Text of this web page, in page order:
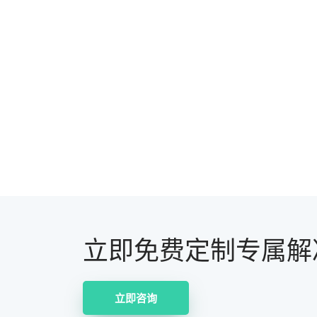
立即免费定制专属
立即咨询